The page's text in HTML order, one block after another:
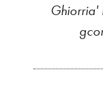
Ghiorria'